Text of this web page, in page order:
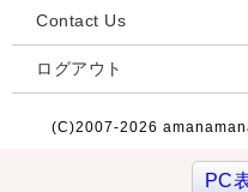
Contact Us
ログアウト
(C)2007-2026
PC